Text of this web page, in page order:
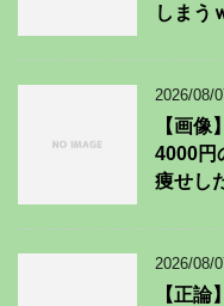
しまう
2026/08/
【画
4000円
痩せし
2026/08/
【正